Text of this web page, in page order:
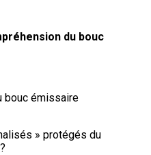
du bouc
bouc émissaire
» protégés du